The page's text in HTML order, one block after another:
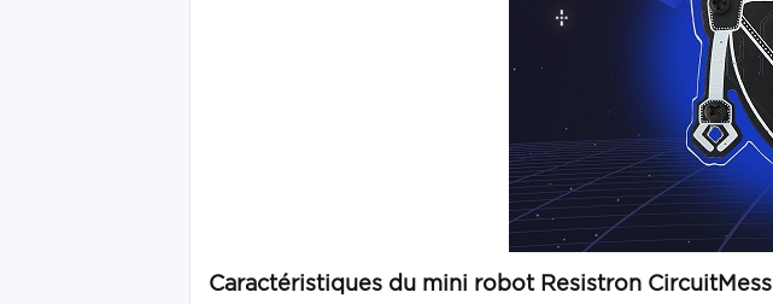
Caractéristiques du mini robot Resistron CircuitMess